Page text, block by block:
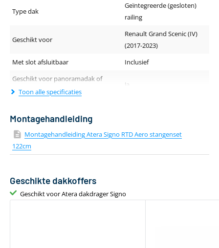
Type dak
Geïntegreerde (gesloten)
railing
Geschikt voor
Renault Grand Scenic (IV)
(2017-2023)
Met slot afsluitbaar
Inclusief
Geschikt voor panoramadak of
schuif-/kanteldak
Ja
Dakdragerprofiel (breedte - hoogte)
Lengte van de drager
122 cm
Kleur
Zilver
Aantal dakdragers
Toon alle specificaties
Montagehandleiding
Montagehandleiding Atera Signo RTD Aero stangenset
122cm
Geschikte dakkoffers
Geschikt voor Atera dakdrager Signo